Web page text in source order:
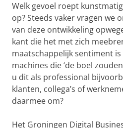
Welk gevoel roept
op? Steeds vaker vragen we
van deze ontwikkeling
kant die het met zich
maatschappelijk sentiment
machines die ‘de boel
u dit als professional
klanten, collega’s of
daarmee om?
Het Groningen Digital